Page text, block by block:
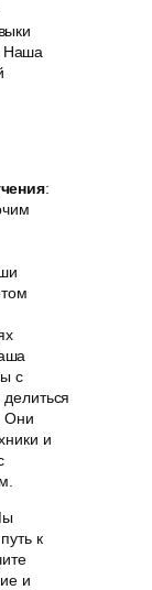
Наша
:
с
Они
и
к
и